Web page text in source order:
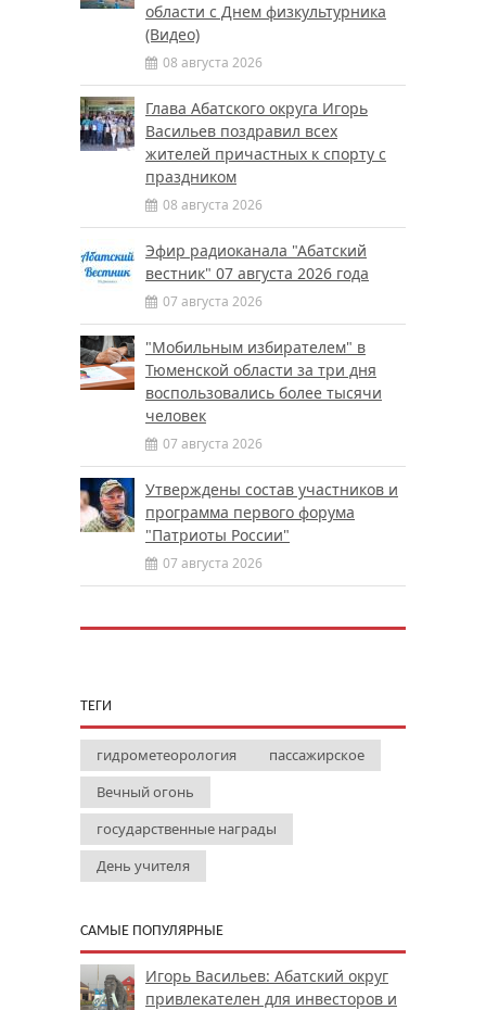
области с Днем физкультурника
(Видео)
08 августа 2026
Глава Абатского округа Игорь
Васильев поздравил всех
жителей причастных к спорту с
праздником
08 августа 2026
Эфир радиоканала "Абатский
вестник" 07 августа 2026 года
07 августа 2026
"Мобильным избирателем" в
Тюменской области за три дня
воспользовались более тысячи
человек
07 августа 2026
Утверждены состав участников и
программа первого форума
"Патриоты России"
07 августа 2026
ТЕГИ
гидрометеорология
пассажирское
Вечный огонь
государственные награды
День учителя
САМЫЕ ПОПУЛЯРНЫЕ
Игорь Васильев: Абатский округ
привлекателен для инвесторов и